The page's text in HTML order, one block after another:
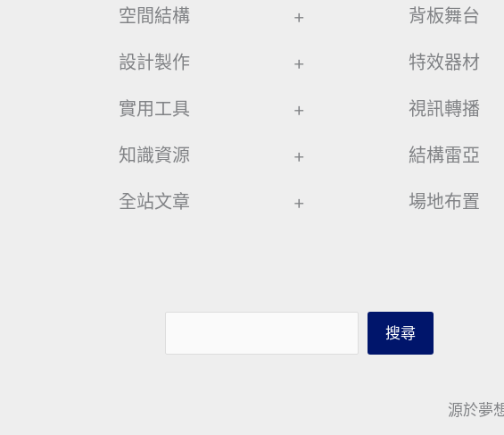
空間結構 +
設計製作 +
實用工具 +
知識資源 +
全站文章 +
背板舞台
特效器材
視訊轉播
結構雷亞
場地布置
搜尋
源於夢